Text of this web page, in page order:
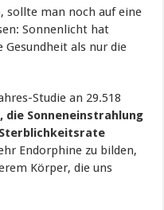
sollte man noch auf eine
Sonnenlicht hat
als nur die
Studie an 29.518
die Sonneneinstrahlung
Endorphine zu bilden,
Körper, die uns